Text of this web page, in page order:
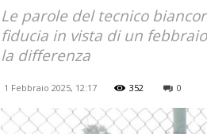
Le parole del tecnico
fiducia in vista di un
la differenza
1 Febbraio 2025, 12:17 352 0